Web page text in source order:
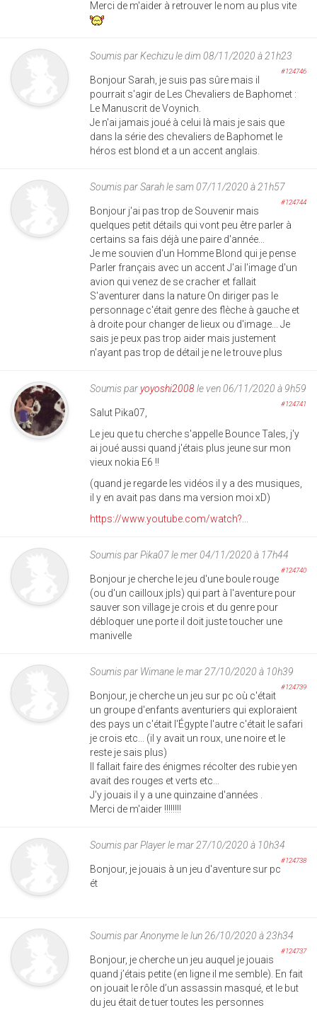
Merci de m'aider à retrouver le nom au plus vite
Soumis parKechizule dim 08/11/2020 à 21h23
#124746
Bonjour Sarah, je suis pas sûre mais il
pourrait s'agir de Les Chevaliers de Baphomet :
Le Manuscrit de Voynich.
Je n'ai jamais joué à celui là mais je sais que
dans la série des chevaliers de Baphomet le
héros est blond et a un accent anglais.
Soumis parSarahle sam 07/11/2020 à 21h57
#124744
Bonjour j'ai pas trop de Souvenir mais
quelques petit détails qui vont peu être parler à
certains sa fais déjà une paire d'année...
Je me souvien d'un Homme Blond qui je pense
Parler français avec un accent J'ai l'image d'un
avion qui venez de se cracher et fallait
S'aventurer dans la nature On diriger pas le
personnage c'était genre des flèche à gauche et
à droite pour changer de lieux ou d'image... Je
sais je peux pas trop aider mais justement
n'ayant pas trop de détail je ne le trouve plus
Soumis paryoyoshi2008le ven 06/11/2020 à 9h59
#124741
Salut Pika07,
Le jeu que tu cherche s'appelle Bounce Tales, j'y
ai joué aussi quand j'étais plus jeune sur mon
vieux nokia E6 !!
(quand je regarde les vidéos il y a des musiques,
il y en avait pas dans ma version moi xD)
https://www.youtube.com/watch?...
Soumis parPika07le mer 04/11/2020 à 17h44
#124740
Bonjour je cherche le jeu d'une boule rouge
(ou d'un cailloux jpls) qui part à l'aventure pour
sauver son village je crois et du genre pour
débloquer une porte il doit juste toucher une
manivelle
Soumis par Wimanele mar 27/10/2020 à 10h39
#124739
Bonjour, je cherche un jeu sur pc où c'était
un groupe d'enfants aventuriers qui exploraient
des pays un c'était l'Égypte l'autre c'était le safari
je crois etc... (il y avait un roux, une noire et le
reste je sais plus)
Il fallait faire des énigmes récolter des rubie yen
avait des rouges et verts etc...
J'y jouais il y a une quinzaine d'années .
Merci de m'aider !!!!!!!!
Soumis parPlayerle mar 27/10/2020 à 10h34
#124738
Bonjour, je jouais à un jeu d'aventure sur pc
ét
Soumis parAnonymele lun 26/10/2020 à 23h34
#124737
Bonjour, je cherche un jeu auquel je jouais
quand j’étais petite (en ligne il me semble). En fait
on jouait le rôle d’un assassin masqué, et le but
du jeu était de tuer toutes les personnes